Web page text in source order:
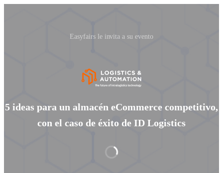
Easyfairs le invita a su evento
5 ideas para un almacén eCommerce competitivo,
con el caso de éxito de ID Logistics